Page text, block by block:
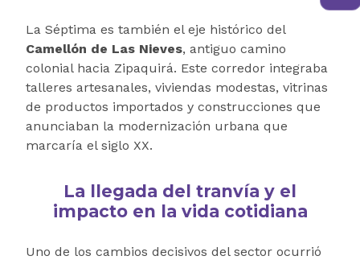
La Séptima es también el eje histórico del
Camellón de Las Nieves, antiguo camino
colonial hacia Zipaquirá. Este corredor integraba
talleres artesanales, viviendas modestas, vitrinas
de productos importados y construcciones que
anunciaban la modernización urbana que
marcaría el siglo XX.
La llegada del tranvía y el
impacto en la vida cotidiana
Uno de los cambios decisivos del sector ocurrió